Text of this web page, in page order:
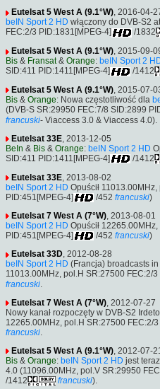
Eutelsat 5 West A (9.1°W), 2016-04-
beIN Sport 2 HD włączony do DVB-S2
FEC:2/3 PID:1831[MPEG-4]
/1832
Eutelsat 5 West A (9.1°W), 2015-09-
Bis & Fransat& Orange: beIN Sport 2
SID:411 PID:1411[MPEG-4]
/1412
Eutelsat 5 West A (9.1°W), 2015-07-
Bis & Orange: Nowa częstotliwość dla
(DVB-S SR:29950 FEC:7/8 SID:2899
francuski- Viaccess 3.0 & Viaccess 4.0).
Eutelsat 33E, 2013-12-05
BeIn & Bis & Orange: beIN Sport 2 HD
SID:411 PID:1411[MPEG-4]
/1412
Eutelsat 33E , 2013-08-02
beIN Sport 2 HD Opuścił
PID:451[MPEG-4]
/452 francuski)
Eutelsat 7 West A (7°W), 2013-08-01
beIN Sport 2 HD Opuścił
PID:451[MPEG-4]
/452 francuski)
Eutelsat 33D, 2012-08-28
beIN Sport 2 HD (Francja) broadcasts
11013.00MHz, pol.H SR:27500 FEC:2/
francuski
Eutelsat 7 West A (7°W) , 2012-07-27
Nowy kanał rozpoczęty w DVB-S2
12265.00MHz, pol.H SR:27500 FEC:2/
francuski.
Eutelsat 5 West A (9.1°W), 2012-07-
Bis & Orange: beIN Sport 2 HD jest
4.0 (11096.00MHz, pol.V SR:29950
/1412
francuski).